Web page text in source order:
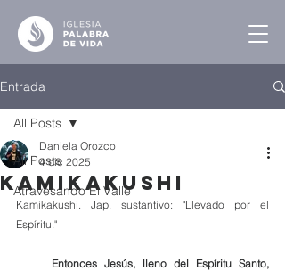
Entrada
All Posts
Atravesando El Valle
All Posts
Kamikakushi
Daniela Orozco
4 dic 2025
Kamikakushi. Jap. sustantivo: "Llevado por el
Espíritu."
Entonces Jesús, lleno del Espíritu Santo,